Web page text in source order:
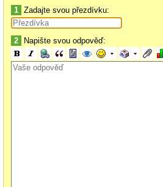
1 Zadajte svou přezdívku:
2 Napište svou odpověď: